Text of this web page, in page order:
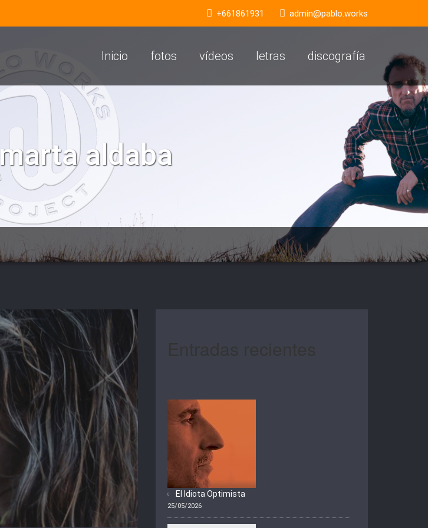
+661861931 admin@pablo.works
Inicio fotos vídeos letras discografía
marta aldaba
El Idiota Optimista
25/05/2026